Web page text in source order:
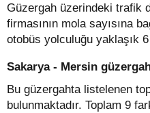
Güzergah üzerindeki trafik
firmasının mola sayısına
otobüs yolculuğu yaklaşık
Sakarya - Mersin
Bu güzergahta listelenen
bulunmaktadır. Toplam 9